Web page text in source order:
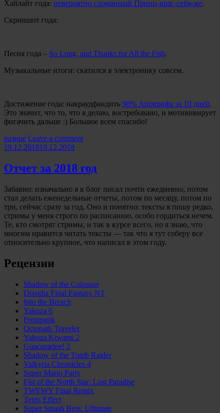
Хайлайт года: невероятно сломанный Принц-враг-себя-же.
Скриншот года:
Песня года – So Long, and Thanks for All the Fish.
Музыкальные итоги: скатился в электронику совсем.
Достижение года: накраудфандить 90% Апокрифа за 10 дней.
Это значит, что то, что я делаю, востребовано, и мотививирует
фигачить дальше :) Большое всем спасибо!
Categories:
разное Leave a comment
19.12.201819.12.2018
Отчет за 2018 год
Забавно: изначально я в блог писал почти ежедневно, потом
стал делать еженедельные отчеты, потом по месяцу, потом по
три, сейчас сразу за год. Оно и понятно: тексты я пишу редко,
стримы у меня строго по расписанию, особо гордиться нечем.
Те, кто смотрят стримы, и так в курсе всего, но я знаю, что
многим нравится читать тексты — так что я тут соберу все
относительно крупное, что написал в этом году.
Рецензии
Shadow of the Colossus
Dissidia Final Fantasy NT
Into the Breach
Yakuza 6
Frostpunk
Octopath Traveler
Yakuza Kiwami 2
Guacamelee! 2
Shadow of the Tomb Raider
Valkyria Chronicles 4
Super Mario Party
Fist of the North Star: Lost Paradise
TWEWY Final Remix
Tetris Effect
Super Smash Bros. Ultimate